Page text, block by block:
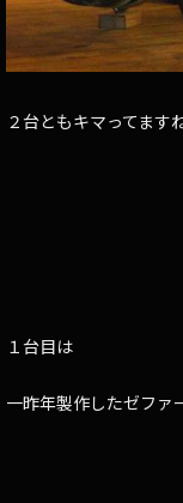
２台ともキマってます
１台目は
一昨年製作したゼファ